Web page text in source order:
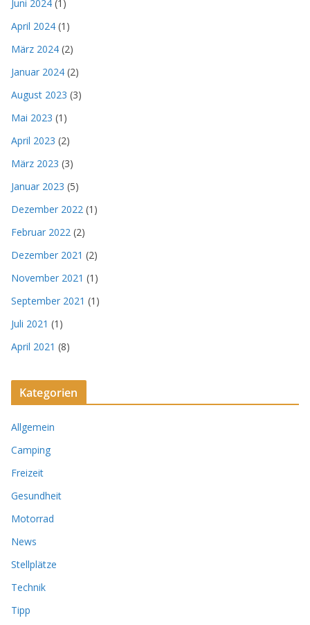
Juni 2024 (1)
April 2024 (1)
März 2024 (2)
Januar 2024 (2)
August 2023 (3)
Mai 2023 (1)
April 2023 (2)
März 2023 (3)
Januar 2023 (5)
Dezember 2022 (1)
Februar 2022 (2)
Dezember 2021 (2)
November 2021 (1)
September 2021 (1)
Juli 2021 (1)
April 2021 (8)
Kategorien
Allgemein
Camping
Freizeit
Gesundheit
Motorrad
News
Stellplätze
Technik
Tipp